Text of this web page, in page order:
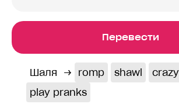
Перевести
Шаля → romp shawl crazy
play pranks